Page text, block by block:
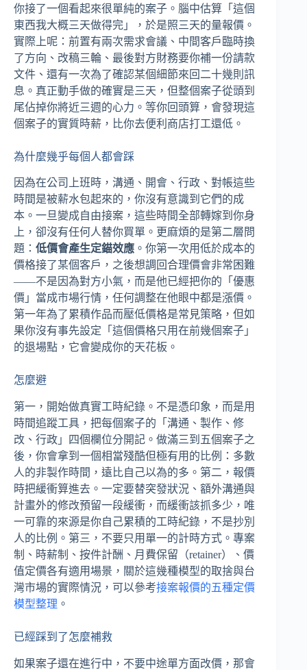
你接了一個看起來很單純的案子。腦中估算「這個
東西我大概三天做得完」，於是照三天的量報價。
實際上呢：前置有兩次需求會議、中間客戶臨時換
了方向、改稿三輪、最後對方財務要你補一份請款
文件、還有一次為了確認某個細節來回二十幾則訊
息。真正動手做的確實是三天，但整個案子從頭到
尾佔掉你將近三週的心力。等你回頭算，會發現這
個案子的實質時薪，比你去便利商店打工還低。
為什麼幾乎每個人都會踩
因為在公司上班時，溝通、開會、行政、對帳這些
時間是被薪水包起來的，你沒有意識到它們的成
本。一旦變成自由接案，這些時間全部轉嫁到你身
上，卻沒有任何人替你買單。更麻煩的是第二層問
題： 低價會產生定錨效應 。你第一次用低於成本的
價格接了某個客戶，之後想調回合理價會非常困難
——不是因為對方小氣，而是他已經把你的「優惠
價」當成市場行情，任何調整在他眼中都是漲價。
第一年為了累積作品而壓低價格是常見策略，但如
果你沒有事先設定「這個價格只用在前幾個案子」
的退場點，它會變成你的天花板。
怎麼避
第一，開始做真實工時紀錄。不是憑印象，而是用
時間追蹤工具，把每個案子的「溝通、製作、修
改、行政」四個欄位分開記。做滿三到五個案子之
後，你會拿到一個相當殘酷但極有用的比例：多數
人的非製作時間，遠比自己以為的多。第二，報價
時把緩衝算進去。一定要替突發狀況、額外溝通與
計畫外的修改預留一段緩衝，而緩衝該抓多少，唯
一可靠的來源是你自己累積的工時紀錄，不是抄別
人的比例。第三，不要只用單一的計時方式。專案
制、時薪制、按件計酬、月費保留（retainer）、價
值定價各有適用場景，關於這幾種模型的取捨與台
灣市場的實際情況，可以參考接案報價的五種定價
模型整理 。
已經踩到了怎麼補救
如果案子還在進行中，不要中途單方面改價，那會